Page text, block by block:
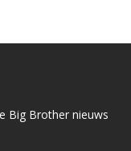
Big Brother nieuws